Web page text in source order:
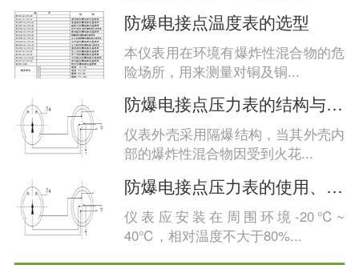
防爆电接点温度表的选型
本仪表用在环境有爆炸性混合物的危
险场所，用来测量对铜及铜...
防爆电接点压力表的结构与工作原理
仪表外壳采用隔爆结构，当其外壳内
部的爆炸性混合物因受到火花...
防爆电接点压力表的使用、维护与检修
仪表应安装在周围环境-20℃~
40℃，相对温度不大于80%...